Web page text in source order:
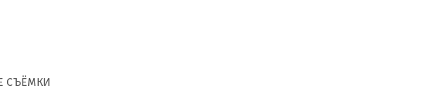
СЪЁМКИ